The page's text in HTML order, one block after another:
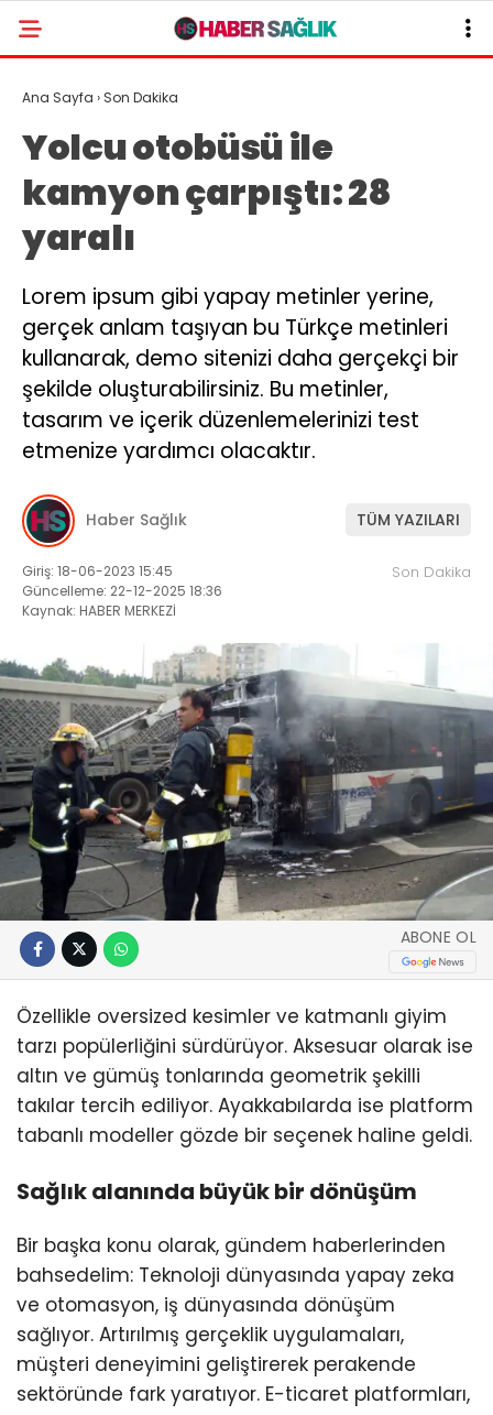
Ana Sayfa › Son Dakika
Yolcu otobüsü ile
kamyon çarpıştı: 28
yaralı
Lorem ipsum gibi yapay metinler yerine,
gerçek anlam taşıyan bu Türkçe metinleri
kullanarak, demo sitenizi daha gerçekçi bir
şekilde oluşturabilirsiniz. Bu metinler,
tasarım ve içerik düzenlemelerinizi test
etmenize yardımcı olacaktır.
Haber Sağlık TÜM YAZILARI
Giriş: 18-06-2023 15:45
Güncelleme: 22-12-2025 18:36
Kaynak: HABER MERKEZİ
Son Dakika
ABONE OL
Özellikle oversized kesimler ve katmanlı giyim
tarzı popülerliğini sürdürüyor. Aksesuar olarak ise
altın ve gümüş tonlarında geometrik şekilli
takılar tercih ediliyor. Ayakkabılarda ise platform
tabanlı modeller gözde bir seçenek haline geldi.
Sağlık alanında büyük bir dönüşüm
Bir başka konu olarak, gündem haberlerinden
bahsedelim: Teknoloji dünyasında yapay zeka
ve otomasyon, iş dünyasında dönüşüm
sağlıyor. Artırılmış gerçeklik uygulamaları,
müşteri deneyimini geliştirerek perakende
sektöründe fark yaratıyor. E-ticaret platformları,